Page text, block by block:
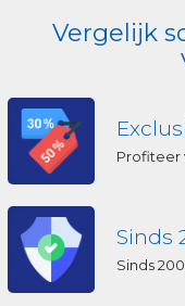
Vergelijk
Profiteer
Sinds
Sinds